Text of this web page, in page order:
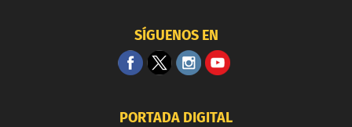
SÍGUENOS EN
PORTADA DIGITAL